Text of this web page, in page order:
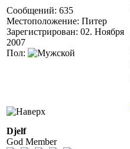
Сообщений: 635
Местоположение: Питер
Зарегистрирован: 02. Ноября
2007
Пол:
Djelf
God Member